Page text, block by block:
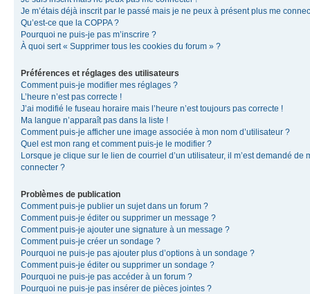
Je m’étais déjà inscrit par le passé mais je ne peux à présent plus me
Qu’est-ce que la COPPA ?
Pourquoi ne puis-je pas m’inscrire ?
À quoi sert « Supprimer tous les cookies du forum » ?
Préférences et réglages des utilisateurs
Comment puis-je modifier mes réglages ?
L’heure n’est pas correcte !
J’ai modifié le fuseau horaire mais l’heure n’est toujours pas correcte !
Ma langue n’apparaît pas dans la liste !
Comment puis-je afficher une image associée à mon nom d’utilisateur ?
Quel est mon rang et comment puis-je le modifier ?
Lorsque je clique sur le lien de courriel d’un utilisateur, il m’est demandé de
connecter ?
Problèmes de publication
Comment puis-je publier un sujet dans un forum ?
Comment puis-je éditer ou supprimer un message ?
Comment puis-je ajouter une signature à un message ?
Comment puis-je créer un sondage ?
Pourquoi ne puis-je pas ajouter plus d’options à un sondage ?
Comment puis-je éditer ou supprimer un sondage ?
Pourquoi ne puis-je pas accéder à un forum ?
Pourquoi ne puis-je pas insérer de pièces jointes ?